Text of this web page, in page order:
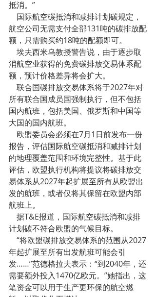
抵消。”
国际航空碳抵消和减排计划碳规定，
航空公司无需支付全部131吨的碳排放配
额，只需购买约18吨的配额即可。
埃夫西米乌教授警告说，由于逐步取
消航空业获得的免费碳排放交易体系配
额，预计价格差异将会扩大。
联合国碳排放交易体系将于2027年对
所有联合国成员国强制执行，但不包括
国内航班，包括美国、俄罗斯和中国等
大国的国内航班。
欧盟委员会必须在7月1日前发布一份
报告，评估国际航空碳抵消和减排计划
的地理覆盖范围和环境完整性。基于此
评估，欧盟执行机构将提议将碳排放交
易体系从2027年起扩展至所有从欧盟出
发的航班，或者仅将其保留在欧盟内部
航班上。
据T&E报道，国际航空碳抵消和减排
计划碳不符合欧盟的气候目标。
“将欧盟碳排放交易体系的范围从2027
年起扩展至所有出发航班可能会引
发……”范德格拉夫表示：“到2040年，还
需要额外投入1470亿欧元。”她指出，这
笔资金可以用于生产更环保的航空燃